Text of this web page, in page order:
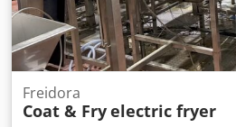
Freidora
Coat & Fryelectric fryer